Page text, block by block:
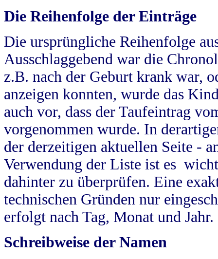
Die Reihenfolge der Einträge
Die ursprüngliche Reihenfolge
Ausschlaggebend war die
z.B. nach der Geburt krank war,
anzeigen konnten, wurde das
auch vor, dass der Taufeintrag
vorgenommen wurde. In
der derzeitigen aktuellen Seite -
Verwendung der Liste ist es
dahinter zu überprüfen. Eine
technischen Gründen nur
erfolgt nach Tag, Monat und Jahr.
Schreibweise der Namen